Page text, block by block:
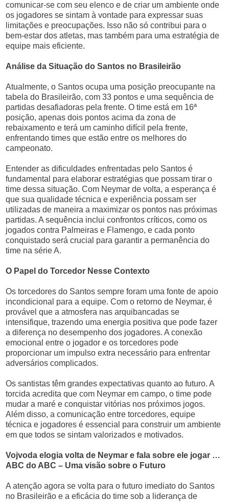
comunicar-se com seu elenco e de criar um ambiente onde
os jogadores se sintam à vontade para expressar suas
limitações e preocupações. Isso não só contribui para o
bem-estar dos atletas, mas também para uma estratégia de
equipe mais eficiente.
Análise da Situação do Santos no Brasileirão
Atualmente, o Santos ocupa uma posição preocupante na
tabela do Brasileirão, com 33 pontos e uma sequência de
partidas desafiadoras pela frente. O time está em 16ª
posição, apenas dois pontos acima da zona de
rebaixamento e terá um caminho difícil pela frente,
enfrentando times que estão entre os melhores do
campeonato.
Entender as dificuldades enfrentadas pelo Santos é
fundamental para elaborar estratégias que possam tirar o
time dessa situação. Com Neymar de volta, a esperança é
que sua qualidade técnica e experiência possam ser
utilizadas de maneira a maximizar os pontos nas próximas
partidas. A sequência inclui confrontos críticos, como os
jogados contra Palmeiras e Flamengo, e cada ponto
conquistado será crucial para garantir a permanência do
time na série A.
O Papel do Torcedor Nesse Contexto
Os torcedores do Santos sempre foram uma fonte de apoio
incondicional para a equipe. Com o retorno de Neymar, é
provável que a atmosfera nas arquibancadas se
intensifique, trazendo uma energia positiva que pode fazer
a diferença no desempenho dos jogadores. A conexão
emocional entre o jogador e os torcedores pode
proporcionar um impulso extra necessário para enfrentar
adversários complicados.
Os santistas têm grandes expectativas quanto ao futuro. A
torcida acredita que com Neymar em campo, o time pode
mudar a maré e conquistar vitórias nos próximos jogos.
Além disso, a comunicação entre torcedores, equipe
técnica e jogadores é essencial para construir um ambiente
em que todos se sintam valorizados e motivados.
Vojvoda elogia volta de Neymar e fala sobre ele jogar …
ABC do ABC – Uma visão sobre o Futuro
A atenção agora se volta para o futuro imediato do Santos
no Brasileirão e a eficácia do time sob a liderança de